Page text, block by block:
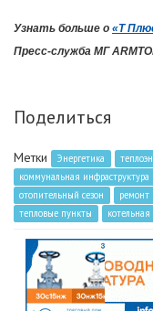
Узнать больше о «Т
Пресс-служба МГ
Поделиться
Метки Энергетика
коммунальная инфраструктура
отопительный сезон
ремонт
тепловые пункты
котельная